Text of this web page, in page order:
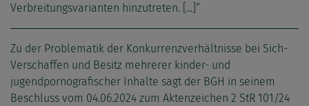
Verbreitungsvarianten hinzutreten. [...]“
Zu der Problematik der Konkurrenzverhältnisse bei Sich-
Verschaffen und Besitz mehrerer kinder- und
jugendpornografischer Inhalte sagt der BGH in seinem
Beschluss vom 04.06.2024 zum Aktenzeichen 2 StR 101/24